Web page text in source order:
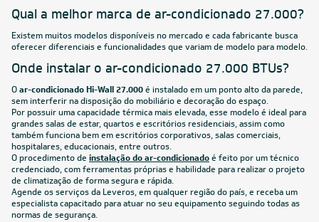
Qual a melhor marca de ar-condicionado 27.000?
Existem muitos modelos disponíveis no mercado e cada fabricante busca
oferecer diferenciais e funcionalidades que variam de modelo para modelo.
Onde instalar o ar-condicionado 27.000 BTUs?
Oar-condicionado Hi-Wall 27.000é instalado em um ponto alto da parede,
sem interferir na disposição do mobiliário e decoração do espaço.
Por possuir uma capacidade térmica mais elevada, esse modelo é ideal para
grandes salas de estar, quartos e escritórios residenciais, assim como
também funciona bem em escritórios corporativos, salas comerciais,
hospitalares, educacionais, entre outros.
O procedimento de instalação do ar-condicionadoé feito por um técnico
credenciado, com ferramentas próprias e habilidade para realizar o projeto
de climatização de forma segura e rápida.
Agende os serviços da Leveros, em qualquer região do país, e receba um
especialista capacitado para atuar no seu equipamento seguindo todas as
normas de segurança.